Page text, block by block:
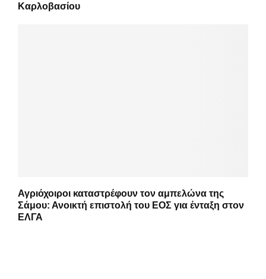
Καρλοβασίου
Αγριόχοιροι καταστρέφουν τον αμπελώνα της
Σάμου: Ανοικτή επιστολή του ΕΟΣ για ένταξη στον
ΕΛΓΑ